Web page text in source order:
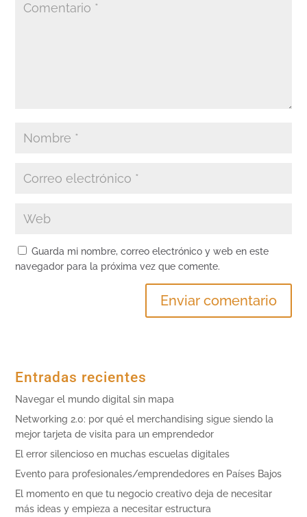
Guarda mi nombre, correo electrónico y web en este
navegador para la próxima vez que comente.
Entradas recientes
Navegar el mundo digital sin mapa
Networking 2.0: por qué el merchandising sigue siendo la
mejor tarjeta de visita para un emprendedor
El error silencioso en muchas escuelas digitales
Evento para profesionales/emprendedores en Países Bajos
El momento en que tu negocio creativo deja de necesitar
más ideas y empieza a necesitar estructura